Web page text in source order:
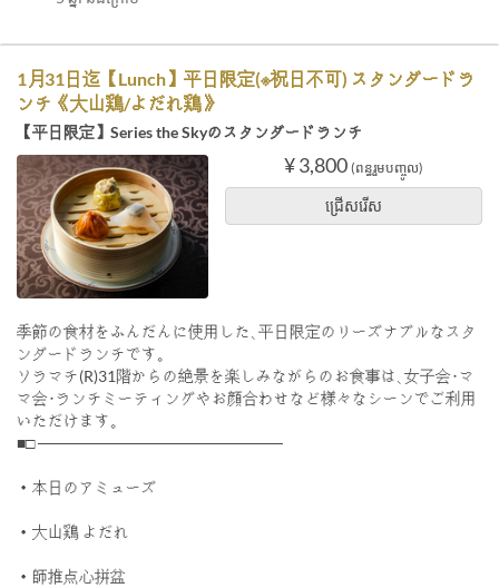
1月31日迄【Lunch】平日限定(※祝日不可) スタンダードラ
ンチ《大山鶏/よだれ鶏》
【平日限定】Series the Skyのスタンダードランチ
¥ 3,800 (ពន្ធរួមបញ្ចូល)
ជ្រើសរើស
季節の食材をふんだんに使用した､平日限定のリーズナブルなスタ
ンダードランチです｡
ソラマチ(R)31階からの絶景を楽しみながらのお食事は､女子会･マ
マ会･ランチミーティングやお顔合わせなど様々なシーンでご利用
いただけます｡
■□ ──────────────────────
・本日のアミューズ
・大山鶏 よだれ
・師推点心拼盆